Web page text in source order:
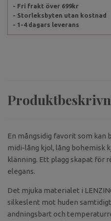
- Fri frakt över 699kr
- Storleksbyten utan kostnad
- 1-4 dagars leverans
En mångsidig favorit som kan
midi-lång kjol, lång bohemisk
klänning. Ett plagg skapat för
elegans.
Det mjuka materialet i
silkeslent mot huden
andningsbart och